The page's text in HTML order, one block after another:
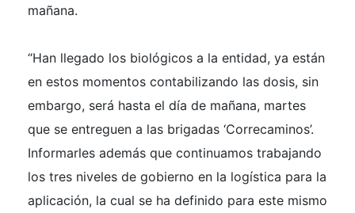
mañana.
“Han llegado los biológicos a la entidad, ya están
en estos momentos contabilizando las dosis, sin
embargo, será hasta el día de mañana, martes
que se entreguen a las brigadas ‘Correcaminos’.
Informarles además que continuamos trabajando
los tres niveles de gobierno en la logística para la
aplicación, la cual se ha definido para este mismo